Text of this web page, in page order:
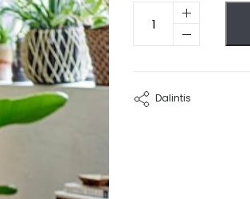
produkto
kiekis:
Dalintis